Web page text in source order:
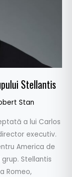
Stellantis
Stan
a lui Carlos
executiv.
America de
Stellantis
Romeo,